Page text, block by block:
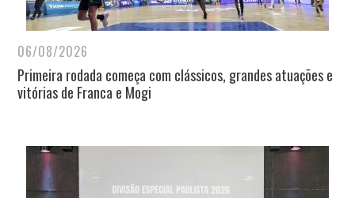
06/08/2026
Primeira rodada começa com clássicos, grandes atuações e
vitórias de Franca e Mogi